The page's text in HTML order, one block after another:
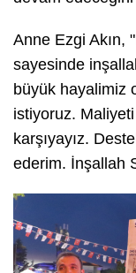
Anne Ezgi Akın,
sayesinde
büyük hayalimiz
istiyoruz.
karşıyayız.
ederim. İnşallah